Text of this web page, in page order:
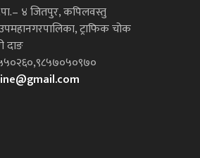
४ जितपुर, कपिलवस्तु
ट्राफिक चोक
दाङ